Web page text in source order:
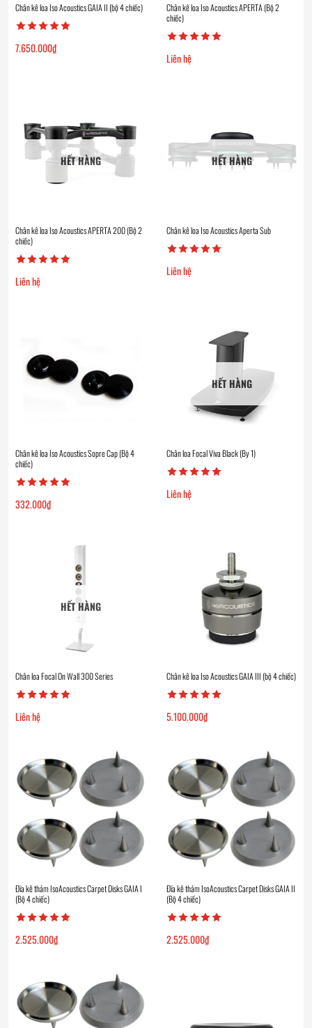
Chân kê loa Iso Acoustics GAIA II (bộ 4 chiếc)
7.650.000₫
Chân kê loa Iso Acoustics APERTA (Bộ 2
chiếc)
Liên hệ
HẾT HÀNG
Chân kê loa Iso Acoustics APERTA 200 (Bộ 2
chiếc)
Liên hệ
HẾT HÀNG
Chân kê loa Iso Acoustics Aperta Sub
Liên hệ
Chân kê loa Iso Acoustics Sopre Cap (Bộ 4
chiếc)
332.000₫
HẾT HÀNG
Chân loa Focal Viva Black (By 1)
Liên hệ
HẾT HÀNG
Chân loa Focal On Wall 300 Series
Liên hệ
Chân kê loa Iso Acoustics GAIA III (bộ 4 chiếc)
5.100.000₫
Đĩa kê thảm IsoAcoustics Carpet Disks GAIA I
(Bộ 4 chiếc)
2.525.000₫
Đĩa kê thảm IsoAcoustics Carpet Disks GAIA II
(Bộ 4 chiếc)
2.525.000₫